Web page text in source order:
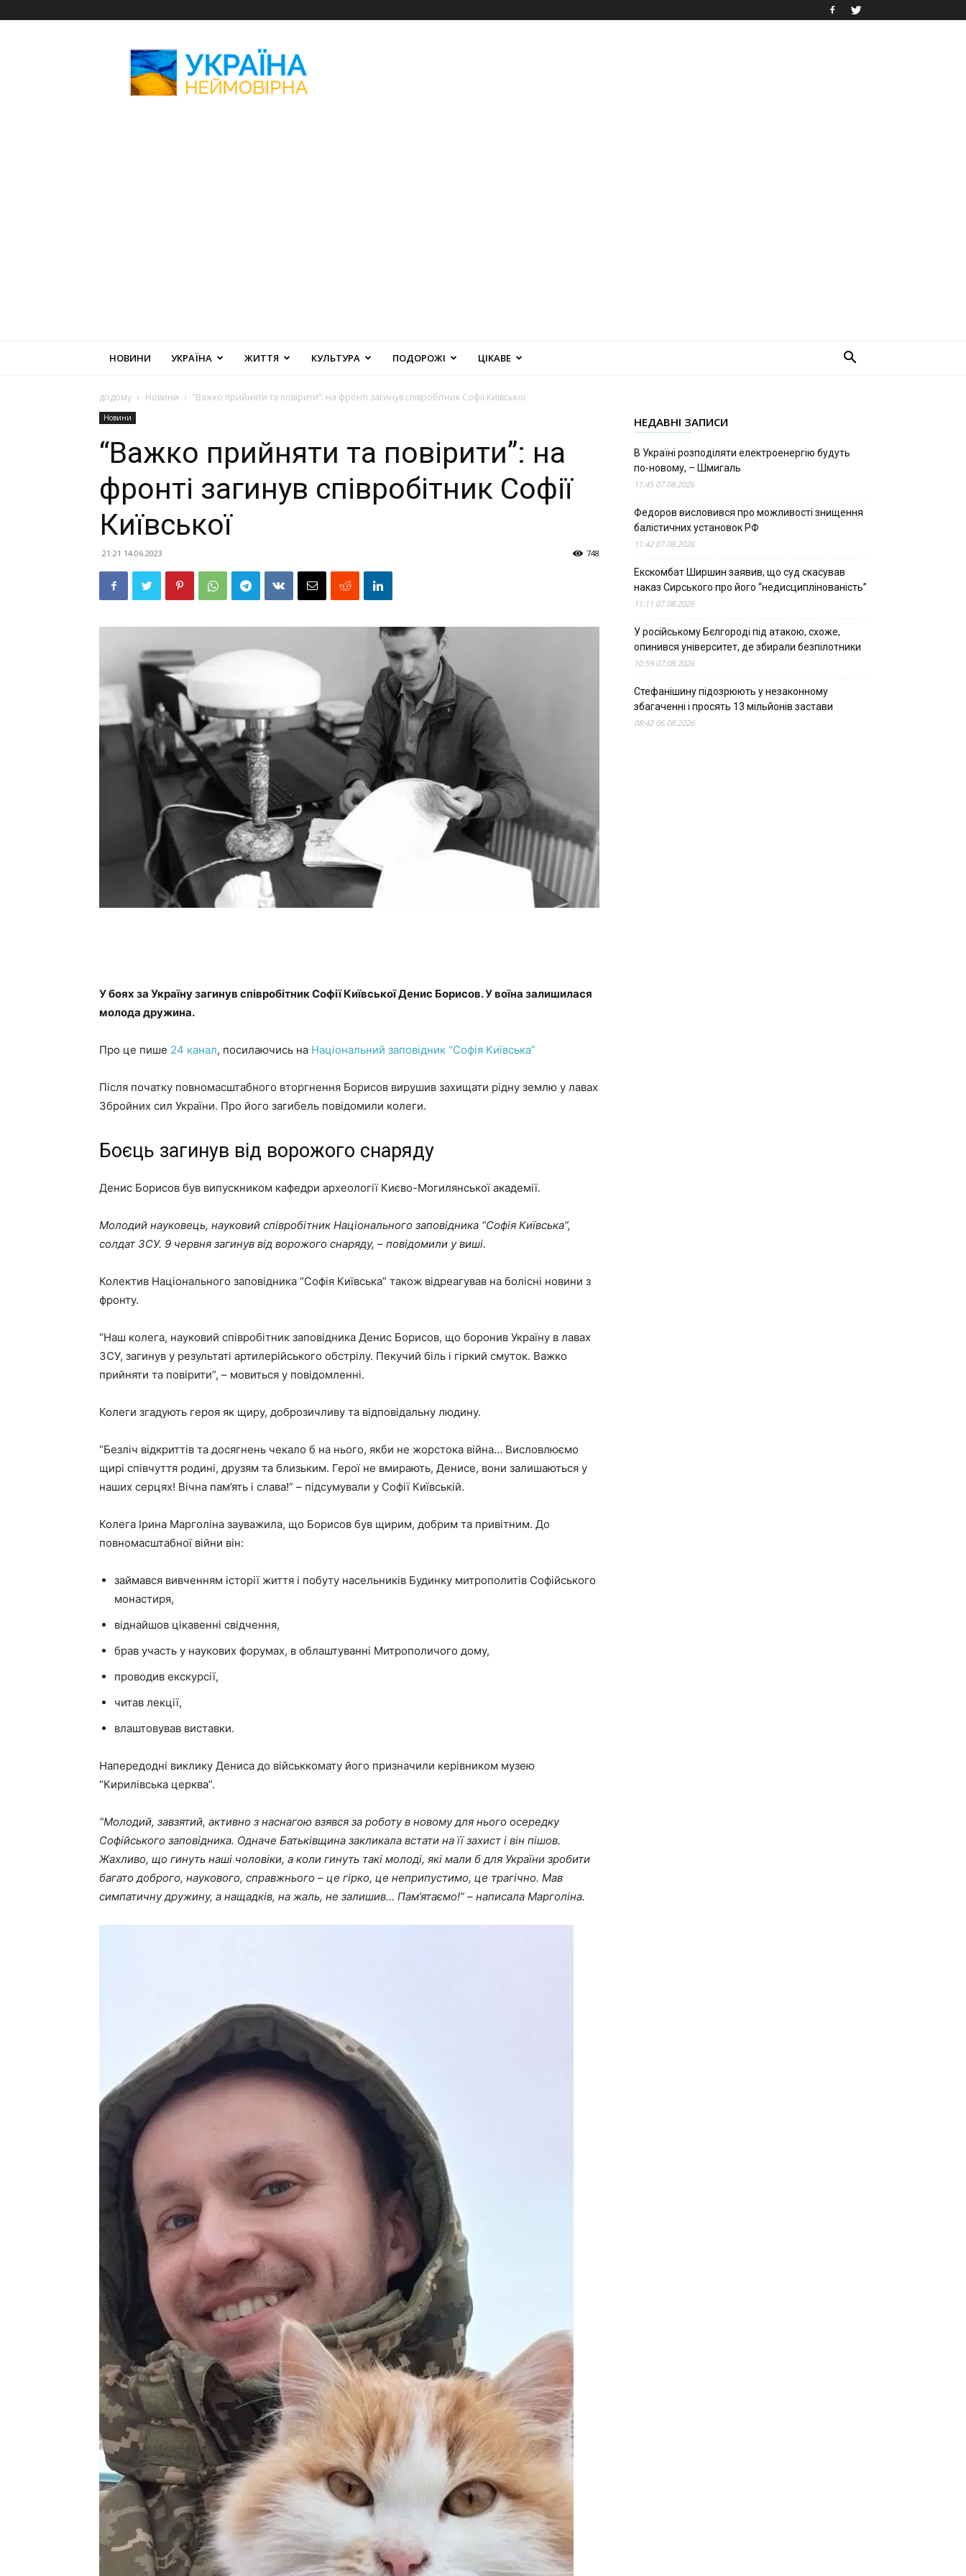
Неймовірна
НОВИНИ УКРАЇНА ЖИТТЯ КУЛЬТУРА ПОДОРОЖІ ЦІКАВЕ
додому Новини “Важко прийняти та повірити”: на фронті загинув співробітник Софії Київської
Новини
“Важко прийняти та повірити”: на
фронті загинув співробітник Софії
Київської
21:21 14.06.2023 748
У боях за Україну загинув співробітник Софії Київської Денис Борисов. У воїна залишилася
молода дружина.
Про це пише 24 канал, посилаючись на Національний заповідник “Софія Київська”
Після початку повномасштабного вторгнення Борисов вирушив захищати рідну землю у лавах
Збройних сил України. Про його загибель повідомили колеги.
Боєць загинув від ворожого снаряду
Денис Борисов був випускником кафедри археології Києво-Могилянської академії.
Молодий науковець, науковий співробітник Національного заповідника “Софія Київська”,
солдат ЗСУ. 9 червня загинув від ворожого снаряду, – повідомили у виші.
Колектив Національного заповідника “Софія Київська” також відреагував на болісні новини з
фронту.
“Наш колега, науковий співробітник заповідника Денис Борисов, що боронив Україну в лавах
ЗСУ, загинув у результаті артилерійського обстрілу. Пекучий біль і гіркий смуток. Важко
прийняти та повірити”, – мовиться у повідомленні.
Колеги згадують героя як щиру, доброзичливу та відповідальну людину.
“Безліч відкриттів та досягнень чекало б на нього, якби не жорстока війна… Висловлюємо
щирі співчуття родині, друзям та близьким. Герої не вмирають, Денисе, вони залишаються у
наших серцях! Вічна пам’ять і слава!” – підсумували у Софії Київській.
Колега Ірина Марголіна зауважила, що Борисов був щирим, добрим та привітним. До
повномасштабної війни він:
займався вивченням історії життя і побуту насельників Будинку митрополитів Софійського
монастиря,
віднайшов цікавенні свідчення,
брав участь у наукових форумах, в облаштуванні Митрополичого дому,
проводив екскурсії,
читав лекції,
влаштовував виставки.
Напередодні виклику Дениса до військкомату його призначили керівником музею
“Кирилівська церква”.
“Молодий, завзятий, активно з наснагою взявся за роботу в новому для нього осередку
Софійського заповідника. Одначе Батьківщина закликала встати на її захист і він пішов.
Жахливо, що гинуть наші чоловіки, а коли гинуть такі молоді, які мали б для України зробити
багато доброго, наукового, справжнього – це гірко, це неприпустимо, це трагічно. Мав
симпатичну дружину, а нащадків, на жаль, не залишив… Пам’ятаємо!” – написала Марголіна.
НЕДАВНІ ЗАПИСИ
В Україні розподіляти електроенергію будуть
по-новому, – Шмигаль
11:45 07.08.2026
Федоров висловився про можливості знищення
балістичних установок РФ
11:42 07.08.2026
Екскомбат Ширшин заявив, що суд скасував
наказ Сирського про його “недисциплінованість”
11:11 07.08.2026
У російському Бєлгороді під атакою, схоже,
опинився університет, де збирали безпілотники
10:59 07.08.2026
Стефанішину підозрюють у незаконному
збагаченні і просять 13 мільйонів застави
08:42 06.08.2026